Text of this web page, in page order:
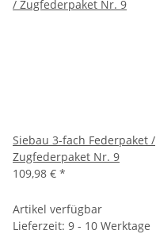
Siebau 3-fach Federpaket /
Zugfederpaket Nr. 9
109,98 € *
Artikel verfügbar
Lieferzeit: 9 - 10 Werktage